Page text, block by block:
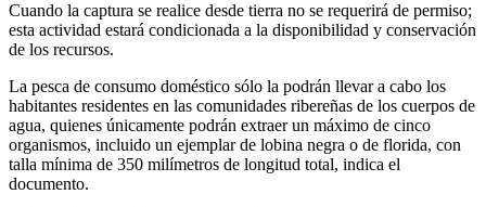
Cuando la captura se realice desde tierra no se requerirá de permiso;
esta actividad estará condicionada a la disponibilidad y conservación
de los recursos.
La pesca de consumo doméstico sólo la podrán llevar a cabo los
habitantes residentes en las comunidades ribereñas de los cuerpos de
agua, quienes únicamente podrán extraer un máximo de cinco
organismos, incluido un ejemplar de lobina negra o de florida, con
talla mínima de 350 milímetros de longitud total, indica el
documento.